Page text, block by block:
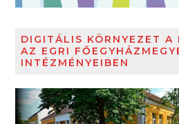
DIGITÁLIS KÖRNYEZET A
AZ EGRI
INTÉZMÉNYEIBEN